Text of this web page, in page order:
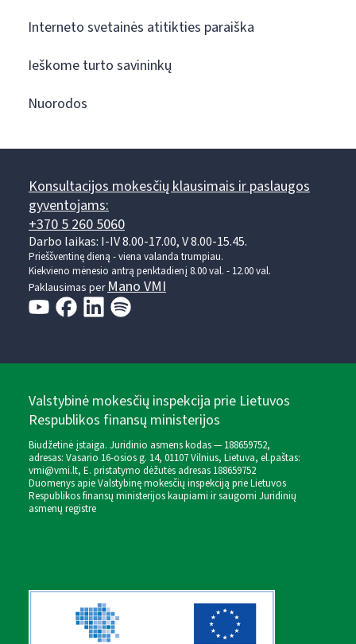
Interneto svetainės atitikties paraiška
Ieškome turto savininkų
Nuorodos
Konsultacijos mokesčių klausimais ir paslaugos
gyventojams:
+370 5 260 5060
Darbo laikas: I-IV 8.00-17.00, V 8.00-15.45.
Prieššventinę dieną - viena valanda trumpiau.
Kiekvieno mėnesio antrą penktadienį 8.00 val. - 12.00 val.
Paklausimas perMano VMI
Valstybinė mokesčių inspekcija prie Lietuvos
Respublikos finansų ministerijos
Biudžetinė įstaiga. Juridinio asmens kodas — 188659752,
adresas: Vasario 16-osios g. 14, 01107 Vilnius, Lietuva, el.paštas:
vmi@vmi.lt, E. pristatymo dėžutės adresas 188659752
Duomenys apie Valstybinę mokesčių inspekciją prie Lietuvos
Respublikos finansų ministerijos kaupiami ir saugomi Juridinių
asmenų registre